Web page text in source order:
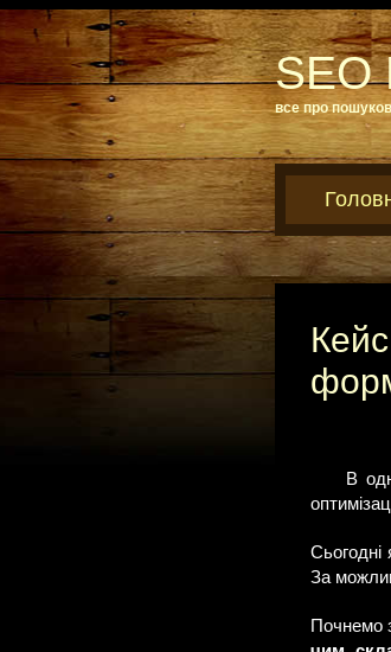
SEO
все про
В
За
Почнемо